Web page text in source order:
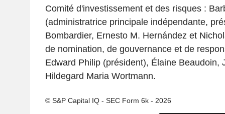
Comité d'investissement et des risques :
(administratrice principale indépendante,
Bombardier, Ernesto M. Hernández et
de nomination, de gouvernance et de
Edward Philip (président), Élaine Beaudoin,
Hildegard Maria Wortmann.
© S&P Capital IQ - SEC Form 6k - 2026